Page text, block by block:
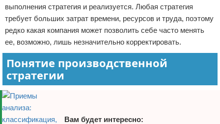
выполнения стратегия и реализуется. Любая стратегия
требует больших затрат времени, ресурсов и труда, поэтому
редко какая компания может позволить себе часто менять
ее, возможно, лишь незначительно корректировать.
Понятие производственной
стратегии
Вам будет интересно: